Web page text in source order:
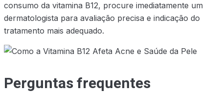
consumo da vitamina B12, procure imediatamente um
dermatologista para avaliação precisa e indicação do
tratamento mais adequado.
Perguntas frequentes